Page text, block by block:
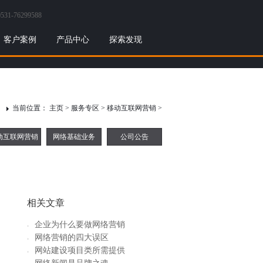
76299588
客户案例 产品中心 探索发现
当前位置： 主页 > 服务专区 > 移动互联网营销 >
互联网营销 网络基础业务 公司公告
相关文章
+ 企业为什么要做网络营销
+ 网络营销的四大误区
+ 网站建设项目类所需提供